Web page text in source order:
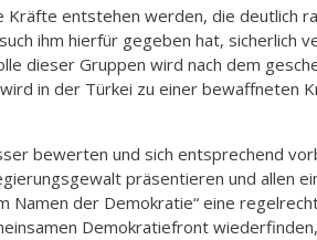
entstehen werden, die deutlich
ihm hierfür gegeben hat, sicherlich
dieser Gruppen wird nach dem
in der Türkei zu einer bewaffneten
bewerten und sich entsprechend
präsentieren und allen
der Demokratie“ eine
Demokratiefront